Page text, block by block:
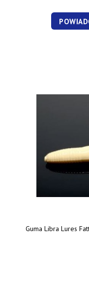
Guma Libra Lures